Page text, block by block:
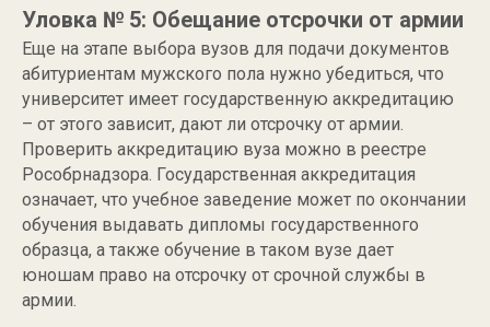
Уловка № 5: Обещание отсрочки от армии
Еще на этапе выбора вузов для подачи документов
абитуриентам мужского пола нужно убедиться, что
университет имеет государственную аккредитацию
– от этого зависит, дают ли отсрочку от армии.
Проверить аккредитацию вуза можно в реестре
Рособрнадзора. Государственная аккредитация
означает, что учебное заведение может по окончании
обучения выдавать дипломы государственного
образца, а также обучение в таком вузе дает
юношам право на отсрочку от срочной службы в
армии.